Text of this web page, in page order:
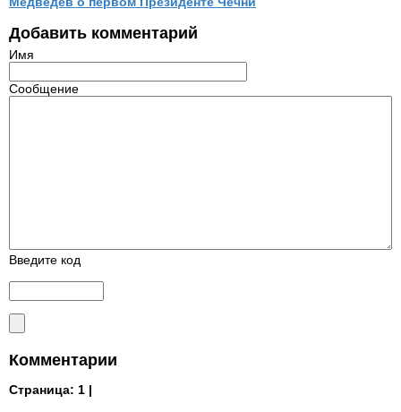
Добавить комментарий
Имя
Сообщение
Введите код
Комментарии
Страница: 1 |